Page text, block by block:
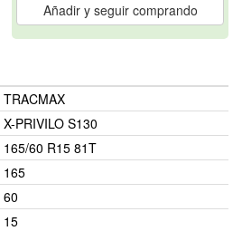
Añadir y seguir comprando
TRACMAX
X-PRIVILO S130
165/60 R15 81T
165
60
15